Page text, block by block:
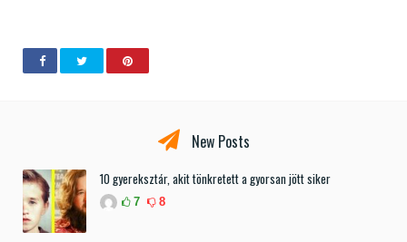
New Posts
10 gyereksztár, akit tönkretett a gyorsan jött siker
7 8